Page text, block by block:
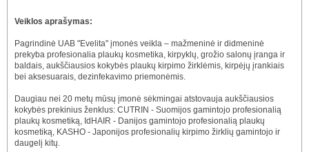
Veiklos aprašymas:
Pagrindinė UAB "Evelita" įmonės veikla – mažmeninė ir didmeninė
prekyba profesionalia plaukų kosmetika, kirpyklų, grožio salonų įranga ir
baldais, aukščiausios kokybės plaukų kirpimo žirklėmis, kirpėjų įrankiais
bei aksesuarais, dezinfekavimo priemonėmis.
Daugiau nei 20 metų mūsų įmonė sėkmingai atstovauja aukščiausios
kokybės prekinius ženklus: CUTRIN - Suomijos gamintojo profesionalią
plaukų kosmetiką, IdHAIR - Danijos gamintojo profesionalią plaukų
kosmetiką, KASHO - Japonijos profesionalių kirpimo žirklių gamintojo ir
daugelį kitų.